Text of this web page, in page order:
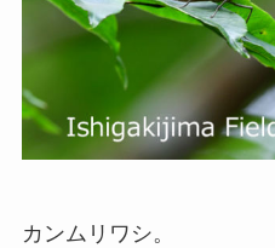
カンムリワシ。